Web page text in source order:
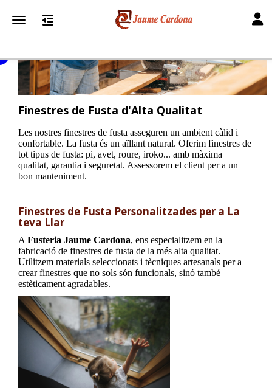
Toggle navigation
Finestres de Fusta d'Alta Qualitat
Les nostres finestres de fusta asseguren un ambient càlid i
confortable. La fusta és un aïllant natural. Oferim finestres de
tot tipus de fusta: pi, avet, roure, iroko... amb màxima
qualitat, garantia i seguretat. Assessorem el client per a un
bon manteniment.
Finestres de Fusta Personalitzades per a La
teva Llar
A Fusteria Jaume Cardona, ens especialitzem en la
fabricació de finestres de fusta de la més alta qualitat.
Utilitzem materials seleccionats i tècniques artesanals per a
crear finestres que no sols són funcionals, sinó també
estèticament agradables.